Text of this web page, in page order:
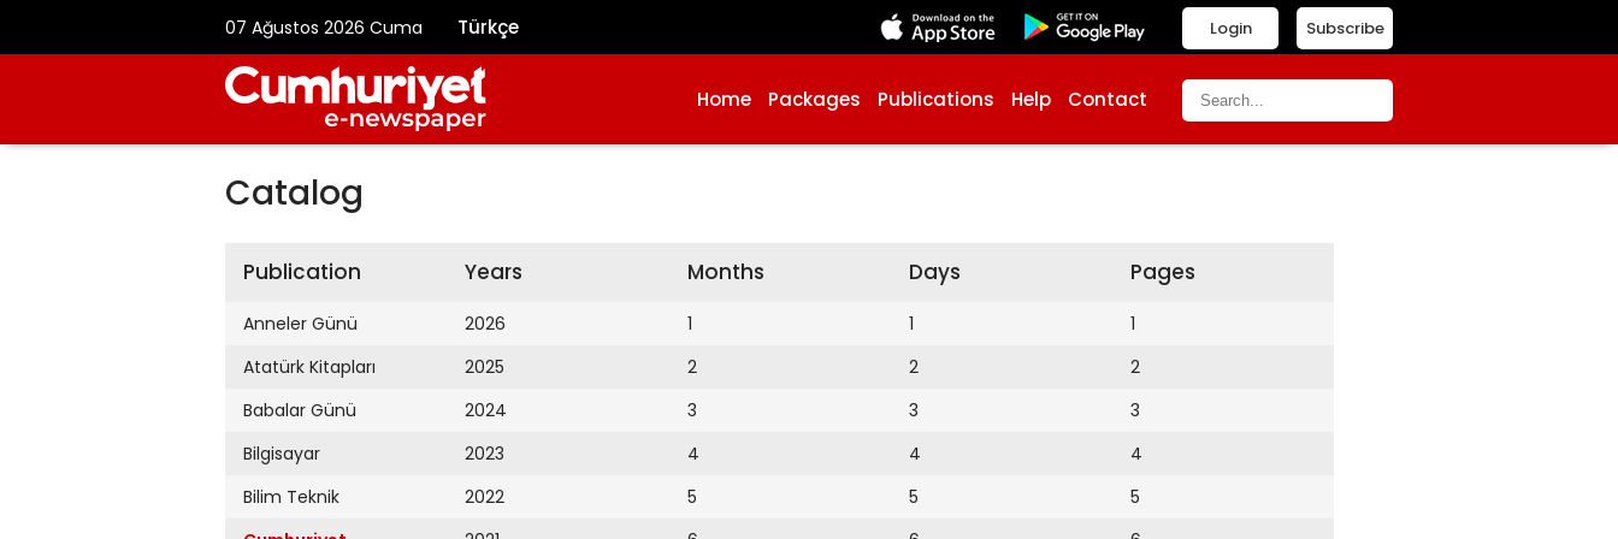
07 Ağustos 2026 Cuma Türkçe Subscribe
Login
Home Packages Publications Help Contact
Catalog
Publication
Anneler Günü
Atatürk Kitapları
Babalar Günü
Bilgisayar
Bilim Teknik
Years
2026
2025
2024
2023
2022
Months
1
2
3
4
5
Days
1
2
3
4
5
Pages
1
2
3
4
5